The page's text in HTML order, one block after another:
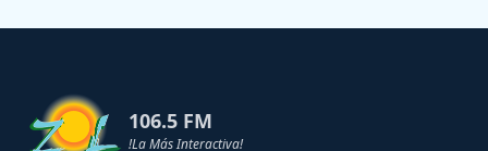
106.5 FM
!La Más Interactiva!